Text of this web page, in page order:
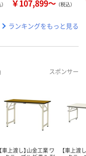
￥107,899～ （税込）
ランキングをもっと見る
スポンサー
【車上渡し】山金工業 ワ
【車上渡